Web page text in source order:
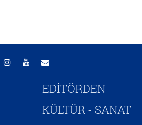
EDİTÖRDEN
KÜLTÜR - SANAT